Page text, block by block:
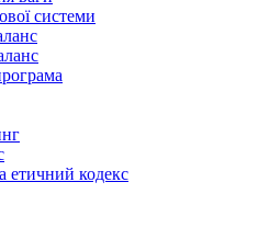
системи
етичний кодекс